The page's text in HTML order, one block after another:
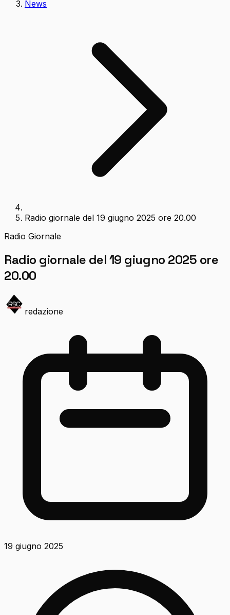
News
Radio giornale del 19 giugno 2025 ore 20.00
Radio Giornale
Radio giornale del 19 giugno 2025 ore
20.00
redazione
19 giugno 2025